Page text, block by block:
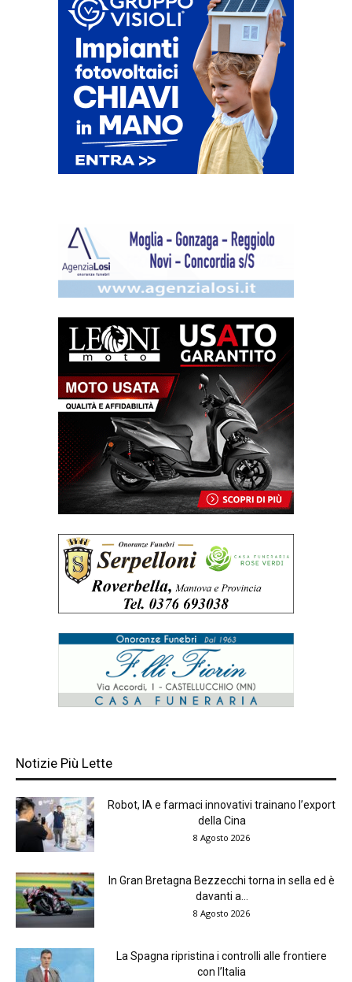
Notizie Più Lette
Robot, IA e farmaci innovativi trainano l’export
della Cina
8 Agosto 2026
In Gran Bretagna Bezzecchi torna in sella ed è
davanti a...
8 Agosto 2026
La Spagna ripristina i controlli alle frontiere
con l’Italia